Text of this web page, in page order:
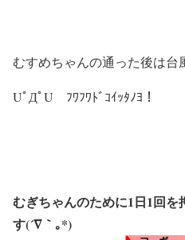
むすめちゃんの通った後は台
UﾟДﾟU ﾌﾜﾌﾜﾄﾞｺｲｯﾀﾉﾖ！
むぎちゃんのために1日1回
す(´∇｀｡*)